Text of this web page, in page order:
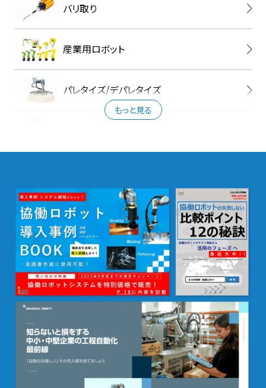
バリ取り
産業用ロボット
パレタイズ/デパレタイズ
搬送
検査
ラベリング・印字貼付
バラ積みピッキング
マスキング
もっと見る
Piab
日東工器
SCHUNK
SCHMALZ
SMC